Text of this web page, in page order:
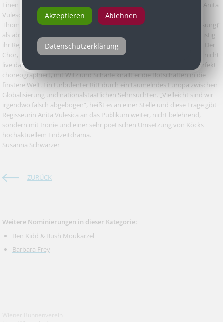
Einen sprachgewaltigen Abend mit starken Bildern zeigt Regisseurin Anita
Vulescia zum Saisonauftakt im Grazer Schauspielhaus. Sie inszeniert
Thomas Köcks apokalyptisches Drama „dritte republik (eine vermessung)“
als absurdes Kammerspiel. Pandemiebedingt musste Vulescia kurzfristig
ihr Regiekonzept ändern und hat aus der Not eine Tugend gemacht. Der
Chor, der bei Thomas Köcks Texten eine zentrale Rolle spielt, ist nun nicht
live dabei, sondern wird überlebensgroß auf die Bühne projiziert. Perfekt
choreographiert, mit Witz und Schärfe knallt er die Botschaften in die
finstere Welt. Ein turbulenter Ritt durch ein taumelndes Europa zwischen
Globalisierung und nationalstaatlichen Sehnsüchten. „Vielleicht sind wir
irgendwo falsch abgebogen“, heißt es an einer Stelle und diese Frage gibt
Regisseurin Anita Vulesica an das Publikum weiter, nicht belehrend,
sondern mit Ironie und einer sehr poetischen Umsetzung von Köcks
hochaktuellem Endzeitdrama.
Susanna Schwarzer
ZURÜCK
Weitere Nominierungen in dieser Kategorie:
Ben Kidd & Bush Moukarzel
Barbara Frey
Akzeptieren Ablehnen
Datenschutzerklärung